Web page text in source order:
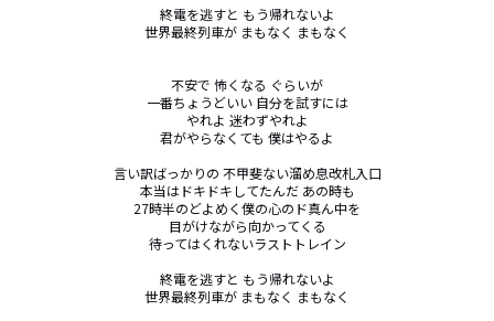
終電を逃すと もう帰れないよ
世界最終列車が まもなく まもなく
不安で 怖くなる ぐらいが
一番ちょうどいい 自分を試すには
やれよ 迷わずやれよ
君がやらなくても 僕はやるよ
言い訳ばっかりの 不甲斐ない溜め息改札入口
本当はドキドキしてたんだ あの時も
27時半のどよめく僕の心のド真ん中を
目がけながら向かってくる
待ってはくれないラストトレイン
終電を逃すと もう帰れないよ
世界最終列車が まもなく まもなく